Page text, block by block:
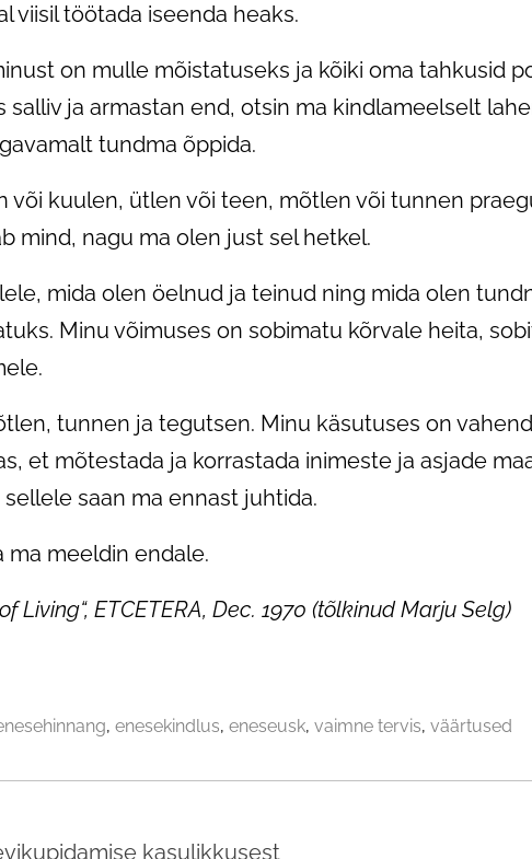
viisil töötada iseenda heaks.
on mulle mõistatuseks ja kõiki oma tahkusid
salliv ja armastan end, otsin ma kindlameelselt
tundma õppida.
või kuulen, ütlen või teen, mõtlen või tunnen
mind, nagu ma olen just sel hetkel.
mida olen öelnud ja teinud ning mida olen
Minu võimuses on sobimatu kõrvale heita,
tunnen ja tegutsen. Minu käsutuses on
et mõtestada ja korrastada inimeste ja asjade
saan ma ennast juhtida.
ma meeldin endale.
Living“, ETCETERA, Dec. 1970 (tõlkinud Marju Selg)
enesekindlus eneseusk vaimne tervis väärtused
kasulikkusest